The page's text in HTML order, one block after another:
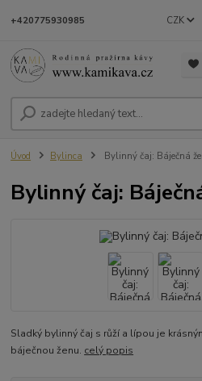
CZK
+420775930985
Úvod Bylinca Bylinný čaj: Báječná
Bylinný čaj:
Sladký bylinný čaj s růží a lípou je
báječnou ženu. celý popis